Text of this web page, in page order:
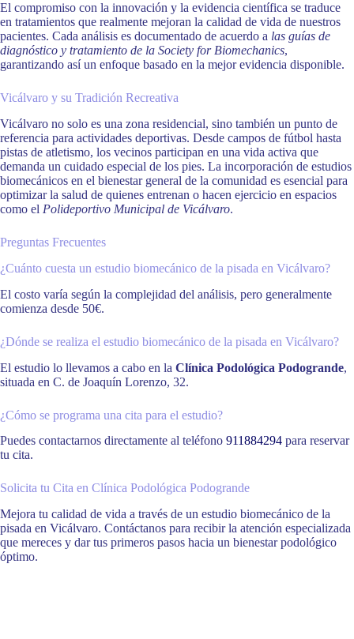
El compromiso con la innovación y la evidencia científica se traduce
en tratamientos que realmente mejoran la calidad de vida de nuestros
pacientes. Cada análisis es documentado de acuerdo a las guías de
diagnóstico y tratamiento de la Society for Biomechanics,
garantizando así un enfoque basado en la mejor evidencia disponible.
Vicálvaro y su Tradición Recreativa
Vicálvaro no solo es una zona residencial, sino también un punto de
referencia para actividades deportivas. Desde campos de fútbol hasta
pistas de atletismo, los vecinos participan en una vida activa que
demanda un cuidado especial de los pies. La incorporación de estudios
biomecánicos en el bienestar general de la comunidad es esencial para
optimizar la salud de quienes entrenan o hacen ejercicio en espacios
como el Polideportivo Municipal de Vicálvaro.
Preguntas Frecuentes
¿Cuánto cuesta un estudio biomecánico de la pisada en Vicálvaro?
El costo varía según la complejidad del análisis, pero generalmente
comienza desde 50€.
¿Dónde se realiza el estudio biomecánico de la pisada en Vicálvaro?
El estudio lo llevamos a cabo en la Clínica Podológica Podogrande,
situada en C. de Joaquín Lorenzo, 32.
¿Cómo se programa una cita para el estudio?
Puedes contactarnos directamente al teléfono 911884294 para reservar
tu cita.
Solicita tu Cita en Clínica Podológica Podogrande
Mejora tu calidad de vida a través de un estudio biomecánico de la
pisada en Vicálvaro. Contáctanos para recibir la atención especializada
que mereces y dar tus primeros pasos hacia un bienestar podológico
óptimo.